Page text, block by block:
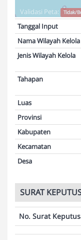
Validasi Peta: Tidak/
Tanggal Input
Nama Wilayah Kelola
Jenis Wilayah Kelola
Tahapan
Luas
Provinsi
Kabupaten
Kecamatan
Desa
SURAT
No. Surat